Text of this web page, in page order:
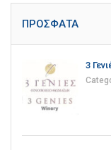
ΠΡΌΣΦΑΤΑ
3